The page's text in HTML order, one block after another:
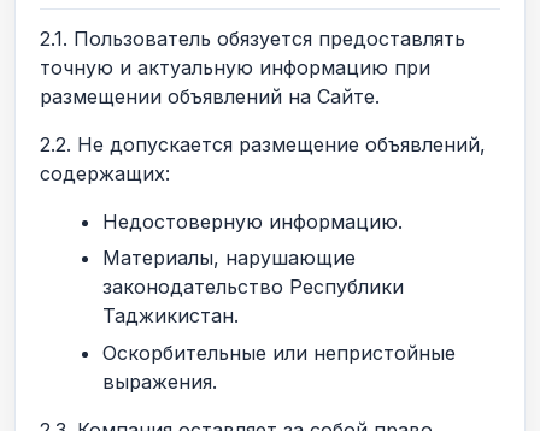
2.1. Пользователь обязуется предоставлять
точную и актуальную информацию при
размещении объявлений на Сайте.
2.2. Не допускается размещение объявлений,
содержащих:
Недостоверную информацию.
Материалы, нарушающие
законодательство Республики
Таджикистан.
Оскорбительные или непристойные
выражения.